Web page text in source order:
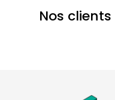
Nos